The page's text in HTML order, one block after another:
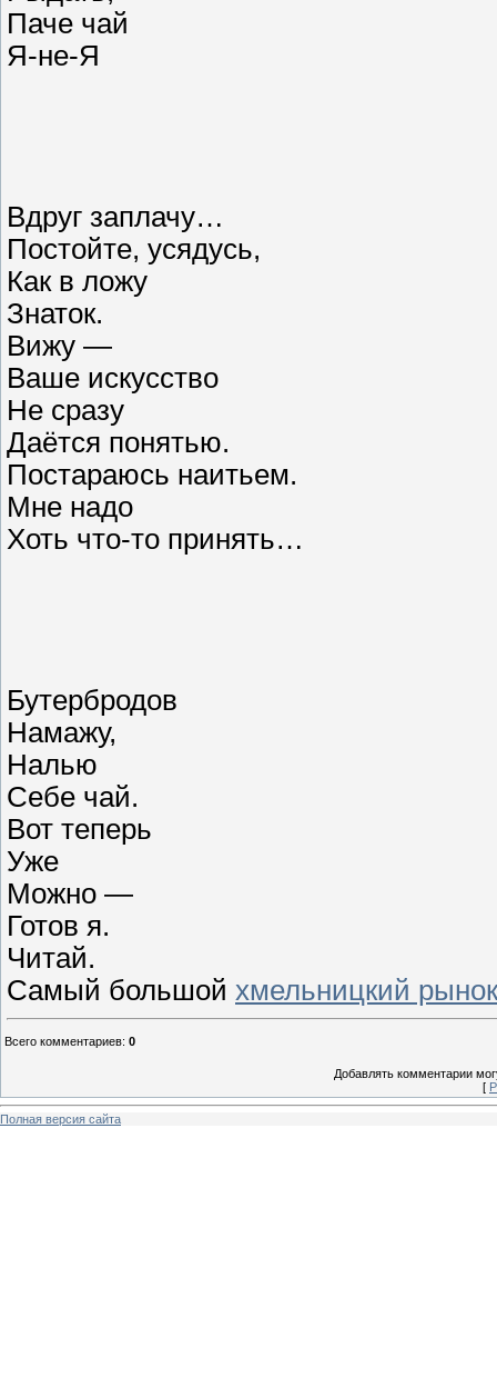
Паче чай
Я-не-Я
Вдруг заплачу…
Постойте, усядусь,
Как в ложу
Знаток.
Вижу —
Ваше искусство
Не сразу
Даётся понятью.
Постараюсь наитьем.
Мне надо
Хоть что-то принять…
Бутербродов
Намажу,
Налью
Себе чай.
Вот теперь
Уже
Можно —
Готов я.
Читай.
Самый большой хмельницкий рынок
Всего комментариев: 0
Добавлять комментарии
[
Полная версия сайта